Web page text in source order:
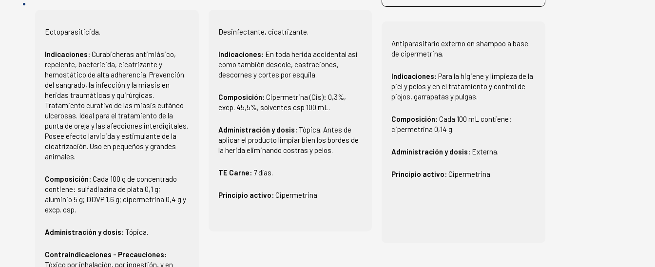
Ectoparasiticida.
Indicaciones: Curabicheras antimiásico,
repelente, bactericida, cicatrizante y
hemostático de alta adherencia. Prevención
del sangrado, la infección y la miasis en
heridas traumáticas y quirúrgicas.
Tratamiento curativo de las miasis cutáneo
ulcerosas. Ideal para el tratamiento de la
punta de oreja y las afecciones interdigitales.
Posee efecto larvicida y estimulante de la
cicatrización. Uso en pequeños y grandes
animales.
Composición: Cada 100 g de concentrado
contiene: sulfadiazina de plata 0,1 g;
aluminio 5 g; DDVP 1,6 g; cipermetrina 0,4 g y
excp. csp.
Administración y dosis: Tópica.
Contraindicaciones - Precauciones:
Tóxico por inhalación, por ingestión, y en
Desinfectante, cicatrizante.
Indicaciones: En toda herida accidental así
como también descole, castraciones,
descornes y cortes por esquila.
Composición: Cipermetrina (Cis): 0,3%,
excp. 45,5%, solventes csp 100 mL.
Administración y dosis: Tópica. Antes de
aplicar el producto limpiar bien los bordes de
la herida eliminando costras y pelos.
TE Carne: 7 días.
Principio activo: Cipermetrina
Antiparasitario externo en shampoo a base
de cipermetrina.
Indicaciones:Para la higiene y limpieza de la
piel y pelos y en el tratamiento y control de
piojos, garrapatas y pulgas.
Composición:Cada 100 mL contiene:
cipermetrina 0,14 g.
Administración y dosis: Externa.
Principio activo:Cipermetrina